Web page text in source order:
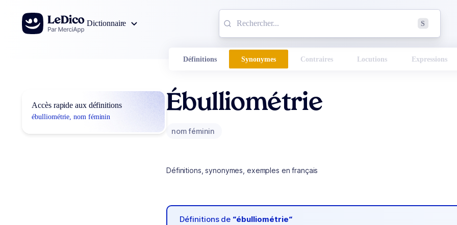
Aller au contenu
Dictionnaire
S
Définitions Synonymes Contraires Locutions Expressions
Accès rapide aux définitions
ébulliométrie, nom féminin
Ébulliométrie
nom féminin
Définitions, synonymes, exemples en français
Définitions de “ébulliométrie“